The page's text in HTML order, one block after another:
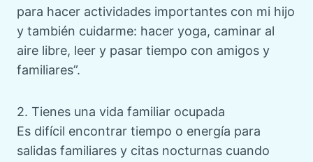
para hacer actividades importantes con mi hijo
y también cuidarme: hacer yoga, caminar al
aire libre, leer y pasar tiempo con amigos y
familiares”.
2. Tienes una vida familiar ocupada
Es difícil encontrar tiempo o energía para
salidas familiares y citas nocturnas cuando